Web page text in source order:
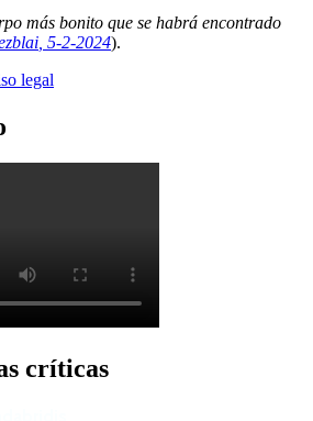
más bonito que se habrá encontrado
, 5-2-2024).
legal
críticas